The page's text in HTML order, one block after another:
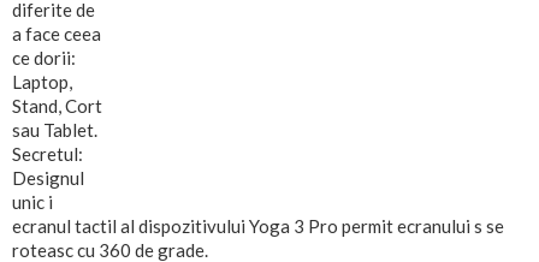
diferite de
a face ceea
ce dorii:
Laptop,
Stand, Cort
sau Tablet.
Secretul:
Designul
unic i
ecranul tactil al dispozitivului Yoga 3 Pro permit ecranului s se
roteasc cu 360 de grade.